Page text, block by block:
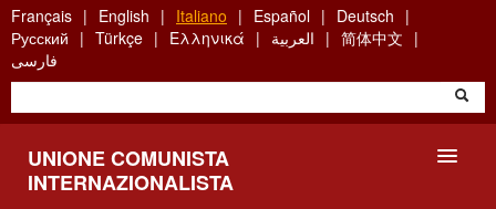
Skip
to
main
content
Français English Italiano Español
Deutsch
Русский
Türkçe Ελληνικά العربية
简体中文
فارسی
UNIONE COMUNISTA
INTERNAZIONALISTA